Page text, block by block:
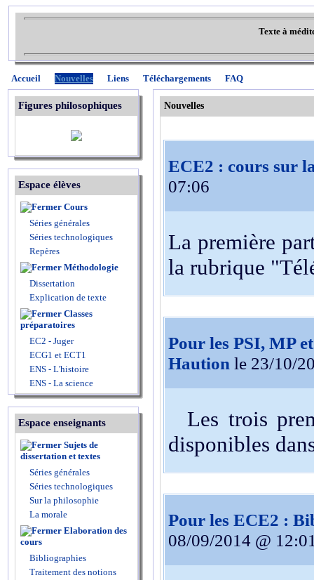
Texte à
Accueil Nouvelles Liens Téléchargements FAQ
Figures philosophiques
Espace élèves
Cours
Séries générales
Séries technologiques
Repères
Méthodologie
Dissertation
Explication de texte
Classes
préparatoires
EC2 - Juger
ECG1 et ECT1
ENS - L'histoire
ENS - La science
Espace enseignants
Sujets de
dissertation et textes
Séries générales
Séries technologiques
Sur la philosophie
La morale
Elaboration des
cours
Bibliographies
Traitement des notions
Nouvelles
ECE2 : cours sur
07:06
La première
la rubrique
Pour les PSI, MP
Haution le 23/10/
Les trois
disponibles
Pour les ECE2 :
08/09/2014 @